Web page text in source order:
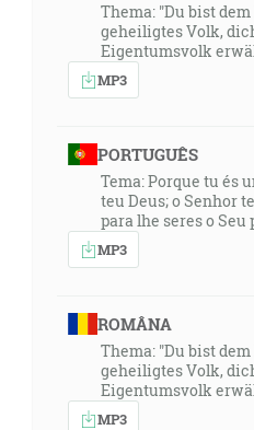
Thema: "Du bist
geheiligtes Volk,
Eigentumsvolk
MP3
PORTUGUÊS
Tema: Porque tu és
teu Deus; o Senhor
para lhe seres o Seu
MP3
ROMÂNA
Thema: "Du bist
geheiligtes Volk,
Eigentumsvolk
MP3